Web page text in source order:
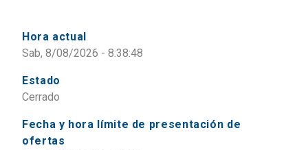
Hora actual
Sab, 8/08/2026 - 8:38:49
Estado
Cerrado
Fecha y hora límite de presentación de
ofertas